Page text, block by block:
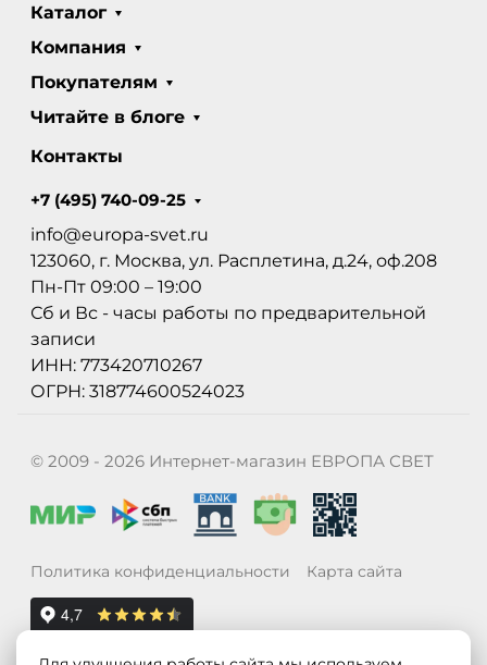
Каталог
Компания
Покупателям
Читайте в блоге
Контакты
+7 (495) 740-09-25
info@europa-svet.ru
123060, г. Москва, ул. Расплетина, д.24, оф.208
Пн-Пт 09:00 – 19:00
Сб и Вс - часы работы по предварительной
записи
ИНН: 773420710267
ОГРН: 318774600524023
© 2009 - 2026 Интернет-магазин ЕВРОПА СВЕТ
Политика конфиденциальности Карта сайта